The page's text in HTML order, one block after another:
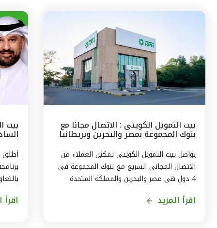
بيت التمويل الكويتى : الاتصال مجانا مع
بنوك المجموعة بمصر والبحرين وبريطانيا
وتركيا
يواصل بيت التمويل الكويتى تمكين العملاء من
الاتصال المجانى السريع مع بنوك المجموعة فى
4 دول هى مصر والبحرين والمملكة المتحدة
اقرأ المزيد
بيت
أطلق
اقرأ